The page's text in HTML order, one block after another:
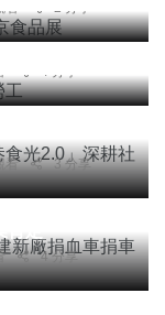
看 2 分享
工
4 分享
食光2.0」深
看 3 分享
建新廠捐血車
4 分享
發局借鏡茨城